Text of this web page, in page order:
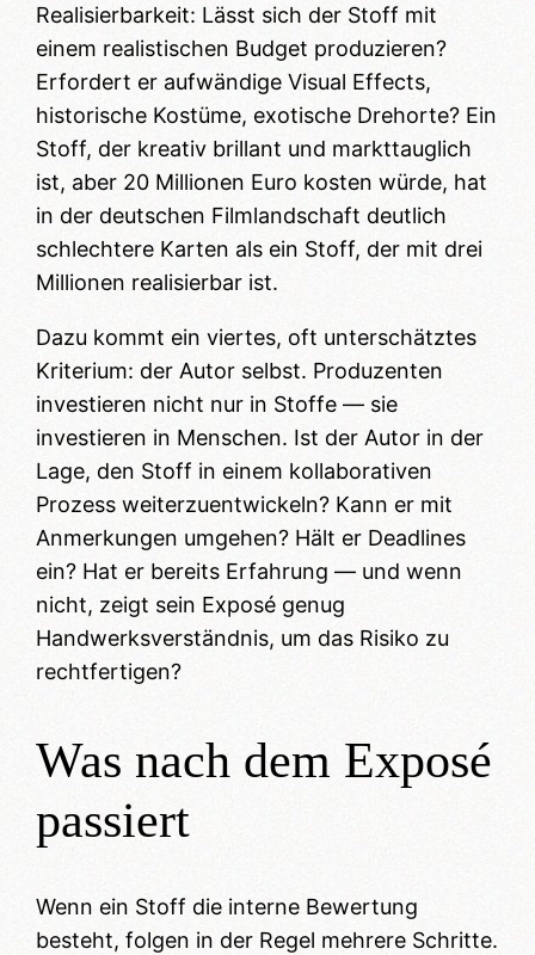
Realisierbarkeit: Lässt sich der Stoff mit
einem realistischen Budget produzieren?
Erfordert er aufwändige Visual Effects,
historische Kostüme, exotische Drehorte? Ein
Stoff, der kreativ brillant und markttauglich
ist, aber 20 Millionen Euro kosten würde, hat
in der deutschen Filmlandschaft deutlich
schlechtere Karten als ein Stoff, der mit drei
Millionen realisierbar ist.
Dazu kommt ein viertes, oft unterschätztes
Kriterium: der Autor selbst. Produzenten
investieren nicht nur in Stoffe — sie
investieren in Menschen. Ist der Autor in der
Lage, den Stoff in einem kollaborativen
Prozess weiterzuentwickeln? Kann er mit
Anmerkungen umgehen? Hält er Deadlines
ein? Hat er bereits Erfahrung — und wenn
nicht, zeigt sein Exposé genug
Handwerksverständnis, um das Risiko zu
rechtfertigen?
Was nach dem Exposé
passiert
Wenn ein Stoff die interne Bewertung
besteht, folgen in der Regel mehrere Schritte.